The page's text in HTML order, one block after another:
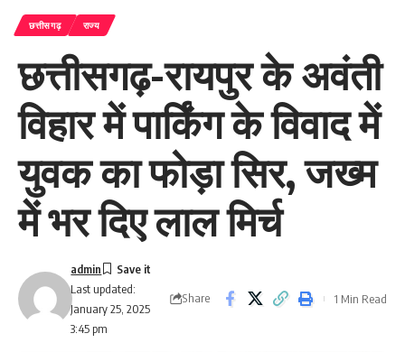
छत्तीसगढ़ राज्य
छत्तीसगढ़-रायपुर के अवंती
विहार में पार्किंग के विवाद में
युवक का फोड़ा सिर, जख्म
में भर दिए लाल मिर्च
Last updated:
January 25, 2025
3:45 pm
admin
Share 1 Min Read